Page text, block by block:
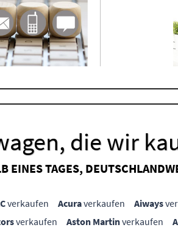
die wir
EINES TAGES,
verkaufen Acuraverkaufen Aiways
verkaufen Aston Martinverkaufen